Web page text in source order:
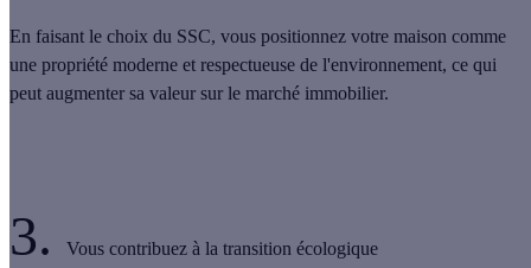
En faisant le choix du SSC, vous positionnez votre maison comme
une propriété moderne et respectueuse de l'environnement, ce qui
peut augmenter sa valeur sur le marché immobilier.
3. Vous contribuez à la transition écologique